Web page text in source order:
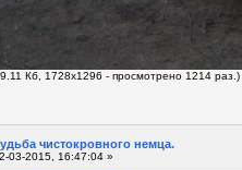
Кб, 1728x1296 - просмотрено 1214 раз.)
чистокровного немца.
03-2015, 16:47:04 »